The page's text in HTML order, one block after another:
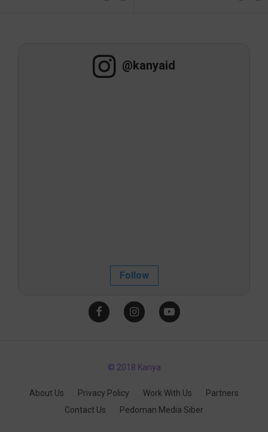
@kanyaid
Follow
© 2018 Kanya
About Us Privacy Policy Work With Us
Partners
Contact Us
Pedoman Media Siber